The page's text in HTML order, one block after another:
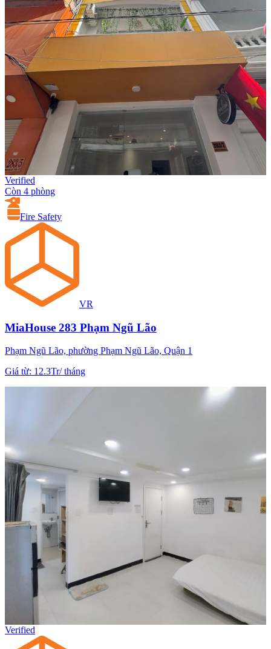
Verified
Còn 4 phòng
Fire Safety
VR
MiaHouse 283 Phạm Ngũ Lão
Phạm Ngũ Lão, phường Phạm Ngũ Lão, Quận 1
Giá từ: 12.3Tr/tháng
Verified